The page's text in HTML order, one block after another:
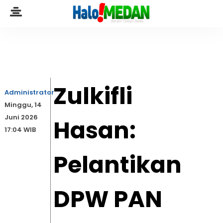
Zulkifli
Hasan:
Pelantikan
DPW PAN
Administrator
Minggu, 14
Juni 2026
17:04 WIB